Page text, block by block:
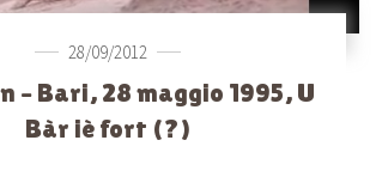
28/09/2012
– Bari, 28 maggio 1995, U
Bàr iè fort (?)